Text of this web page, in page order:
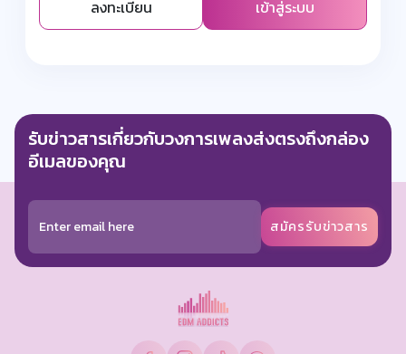
ลงทะเบียน เข้าสู่ระบบ
รับข่าวสารเกี่ยวกับวงการเพลงส่งตรงถึงกล่อง
อีเมลของคุณ
สมัครรับข่าวสาร